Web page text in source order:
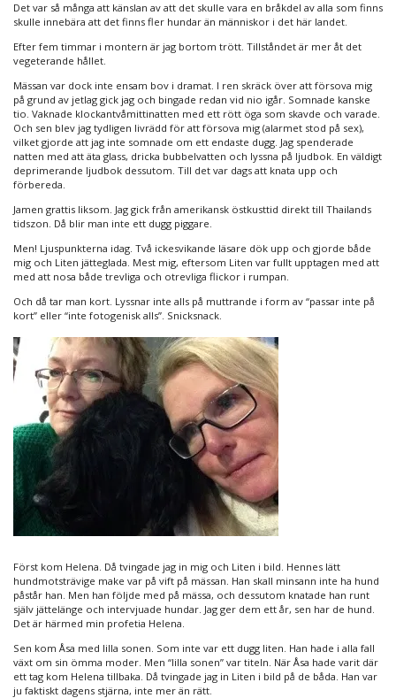
Det var så många att känslan av att det skulle vara en bråkdel av alla som finns
skulle innebära att det finns fler hundar än människor i det här landet.
Efter fem timmar i montern är jag bortom trött. Tillståndet är mer åt det
vegeterande hållet.
Mässan var dock inte ensam bov i dramat. I ren skräck över att försova mig
på grund av jetlag gick jag och bingade redan vid nio igår. Somnade kanske
tio. Vaknade klockantvåmittinatten med ett rött öga som skavde och varade.
Och sen blev jag tydligen livrädd för att försova mig (alarmet stod på sex),
vilket gjorde att jag inte somnade om ett endaste dugg. Jag spenderade
natten med att äta glass, dricka bubbelvatten och lyssna på ljudbok. En väldigt
deprimerande ljudbok dessutom. Till det var dags att knata upp och
förbereda.
Jamen grattis liksom. Jag gick från amerikansk östkusttid direkt till Thailands
tidszon. Då blir man inte ett dugg piggare.
Men! Ljuspunkterna idag. Två ickesvikande läsare dök upp och gjorde både
mig och Liten jätteglada. Mest mig, eftersom Liten var fullt upptagen med att
med att nosa både trevliga och otrevliga flickor i rumpan.
Och då tar man kort. Lyssnar inte alls på muttrande i form av “passar inte på
kort” eller “inte fotogenisk alls”. Snicksnack.
Först kom Helena. Då tvingade jag in mig och Liten i bild. Hennes lätt
hundmotsträvige make var på vift på mässan. Han skall minsann inte ha hund
påstår han. Men han följde med på mässa, och dessutom knatade han runt
själv jättelänge och intervjuade hundar. Jag ger dem ett år, sen har de hund.
Det är härmed min profetia Helena.
Sen kom Åsa med lilla sonen. Som inte var ett dugg liten. Han hade i alla fall
växt om sin ömma moder. Men “lilla sonen” var titeln. När Åsa hade varit där
ett tag kom Helena tillbaka. Då tvingade jag in Liten i bild på de båda. Han var
ju faktiskt dagens stjärna, inte mer än rätt.